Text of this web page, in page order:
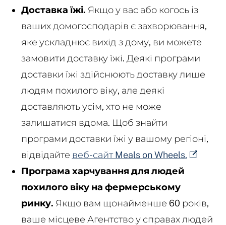
Доставка їжі. Якщо у вас або когось із
ваших домогосподарів є захворювання,
яке ускладнює вихід з дому, ви можете
замовити доставку їжі. Деякі програми
доставки їжі здійснюють доставку лише
людям похилого віку, але деякі
доставляють усім, хто не може
залишатися вдома. Щоб знайти
програми доставки їжі у вашому регіоні,
відвідайте веб-сайт Meals on Wheels.
Програма харчування для людей
похилого віку на фермерському
ринку. Якщо вам щонайменше 60 років,
ваше місцеве Агентство у справах людей